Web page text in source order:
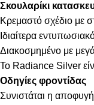
Σκουλαρίκι
Κρεμαστό σχέδιο με
Ιδιαίτερα
Διακοσμημένο με
Το Radiance Silver
Οδηγίες φροντίδας
Συνιστάται η